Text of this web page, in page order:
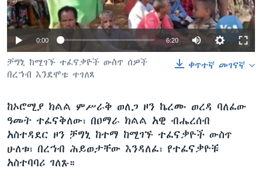
ቋንቋዎች
0:00 6:20
ቀጥተኛ መገናኛ
ቻግኒ ከሚገኙ ተፈናቃዮች ውስጥ ሰዎች
በረኀብ እንደሞቱ ተገለጸ
ከኦሮሚያ ክልል ምሥራቅ ወለጋ ዞን ኬረሙ ወረዳ ባለፈው
ዓመት ተፈናቅለው፣ በዐማራ ክልል አዊ ብሔረሰብ
አስተዳደር ዞን ቻግኒ ከተማ ከሚገኙ ተፈናቃዮች ውስጥ
ሁለቱ፣ በረኀብ ሕይወታቸው እንዳለፈ፣ የተፈናቃዮቹ
አስተባባሪ ገለጹ።